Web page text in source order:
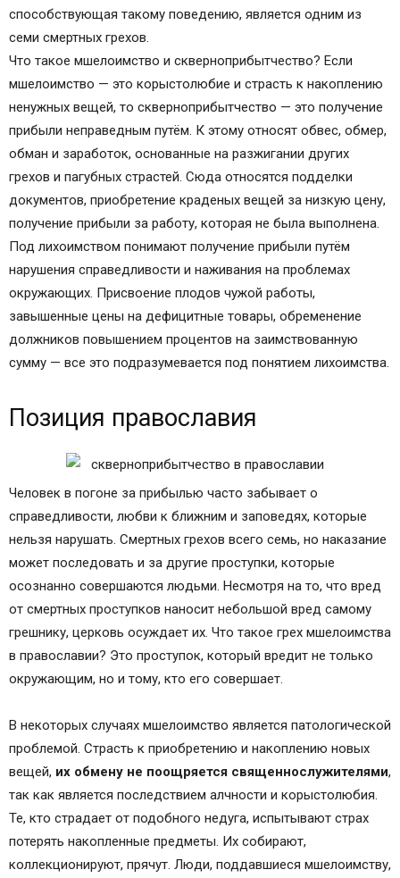
способствующая такому поведению, является одним из
семи смертных грехов.
Что такое мшелоимство и скверноприбытчество? Если
мшелоимство — это корыстолюбие и страсть к накоплению
ненужных вещей, то скверноприбытчество — это получение
прибыли неправедным путём. К этому относят обвес, обмер,
обман и заработок, основанные на разжигании других
грехов и пагубных страстей. Сюда относятся подделки
документов, приобретение краденых вещей за низкую цену,
получение прибыли за работу, которая не была выполнена.
Под лихоимством понимают получение прибыли путём
нарушения справедливости и наживания на проблемах
окружающих. Присвоение плодов чужой работы,
завышенные цены на дефицитные товары, обременение
должников повышением процентов на заимствованную
сумму — все это подразумевается под понятием лихоимства.
Позиция православия
Человек в погоне за прибылью часто забывает о
справедливости, любви к ближним и заповедях, которые
нельзя нарушать. Смертных грехов всего семь, но наказание
может последовать и за другие проступки, которые
осознанно совершаются людьми. Несмотря на то, что вред
от смертных проступков наносит небольшой вред самому
грешнику, церковь осуждает их. Что такое грех мшелоимства
в православии? Это проступок, который вредит не только
окружающим, но и тому, кто его совершает.
В некоторых случаях мшелоимство является патологической
проблемой. Страсть к приобретению и накоплению новых
вещей, их обмену не поощряется священнослужителями,
так как является последствием алчности и корыстолюбия.
Те, кто страдает от подобного недуга, испытывают страх
потерять накопленные предметы. Их собирают,
коллекционируют, прячут. Люди, поддавшиеся мшелоимству,